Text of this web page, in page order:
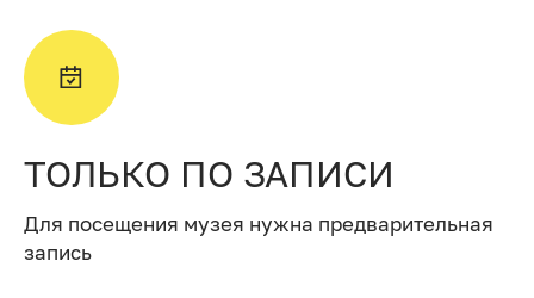
ТОЛЬКО ПО ЗАПИСИ
Для посещения музея нужна предварительная
запись